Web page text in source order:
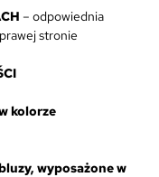
– odpowiednia
stronie
kolorze
wyposażone w